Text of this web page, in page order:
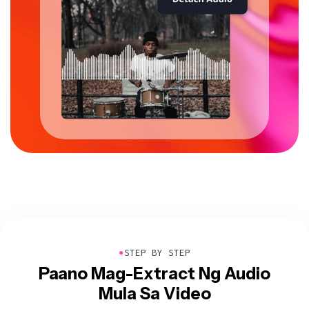
●STEP BY STEP
Paano Mag-Extract Ng Audio
Mula Sa Video